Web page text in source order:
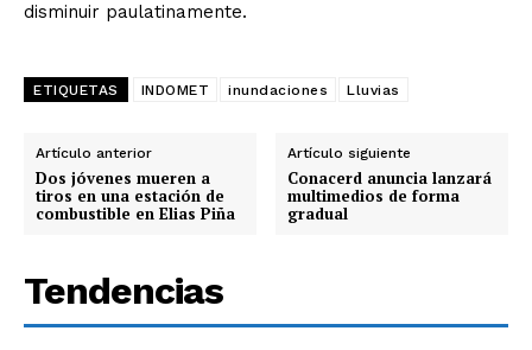
disminuir paulatinamente.
ETIQUETAS INDOMET inundaciones Lluvias
Artículo anterior
Dos jóvenes mueren a
tiros en una estación de
combustible en Elias Piña
Artículo siguiente
Conacerd anuncia lanzará
multimedios de forma
gradual
Tendencias